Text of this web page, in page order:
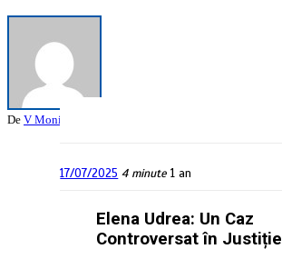
De V Monica
17/07/2025 4 minute 1 an
Elena Udrea: Un Caz
Controversat în Justiție